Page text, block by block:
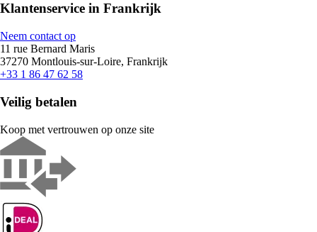
Klantenservice in Frankrijk
Neem contact op
11 rue Bernard Maris
37270 Montlouis-sur-Loire, Frankrijk
+33 1 86 47 62 58
Veilig betalen
Koop met vertrouwen op onze site